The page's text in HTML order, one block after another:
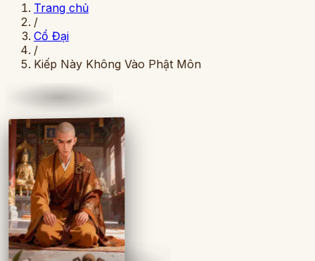
Trang chủ
/
Cổ Đại
/
Kiếp Này Không Vào Phật Môn